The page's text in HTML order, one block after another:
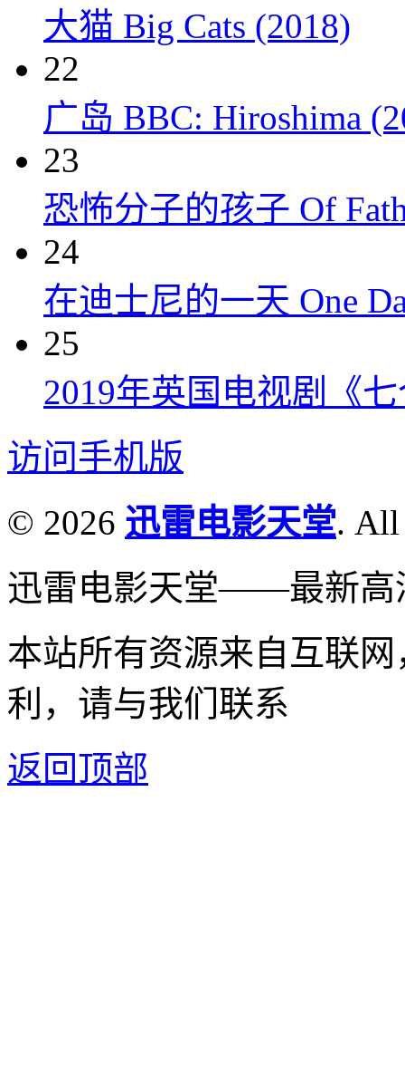
大猫 Big Cats (2018)
22
广岛 BBC: Hiroshima
23
恐怖分子的孩子 Of
24
在迪士尼的一天 One
25
2019年英国电视剧《
访问手机版
© 2026 迅雷电影天堂. All
迅雷电影天堂——最新高
本站所有资源来自互联
利，请与我们联系
返回顶部